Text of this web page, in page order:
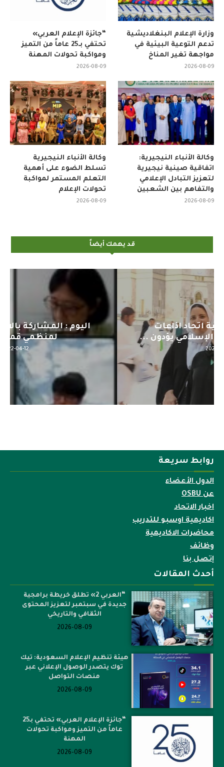
“جائزة الإعلام العربي»
تحتفي بـ25 عاماً من التميز
ومواكبة تحولات المهنة
2026-08-09
وزارة الإعلام البنغلاديشية
تدعم التوعية البيئية في
مواجهة تغير المناخ
2026-08-09
وكالة الأنباء النيجيرية
تسلط الضوء على أهمية
التعلم المستمر لمواكبة
تحولات الإعلام
2026-08-09
وكالة الأنباء النيجيرية:
اتفاقية صينية نيجيرية
لتعزيز التبادل الإعلامي
والتفاهم بين الشعبين
2026-08-09
قد يهمك أيضاً
اليوم : المشاركة بالاجتماع التحضيري
لمنظمي قمة اسيا...
2022-04-12
روابط سريعة
الدول الأعضاء
عن OSBU
اخبار الاتحاد
اكاديمية اوسبو للتدريب
محاضرات الاكاديمية
وظائف
إتصل بنا
أحدث المقالات
“العربي 2» تطلق خريطة برامجية
جديدة في سبتمبر لتعزيز المحتوى
الثقافي والتاريخي
2026-08-09
هيئة تنظيم الإعلام السعودية: تيك
توك يتصدر الوصول الإعلاني عبر
منصات التواصل
2026-08-09
“جائزة الإعلام العربي» تحتفي بـ25
عاماً من التميز ومواكبة تحولات
المهنة
2026-08-09